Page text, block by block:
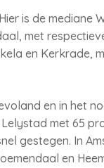
is de mediane
met
en Kerkrade,
en in het
met 65
gestegen. In
en